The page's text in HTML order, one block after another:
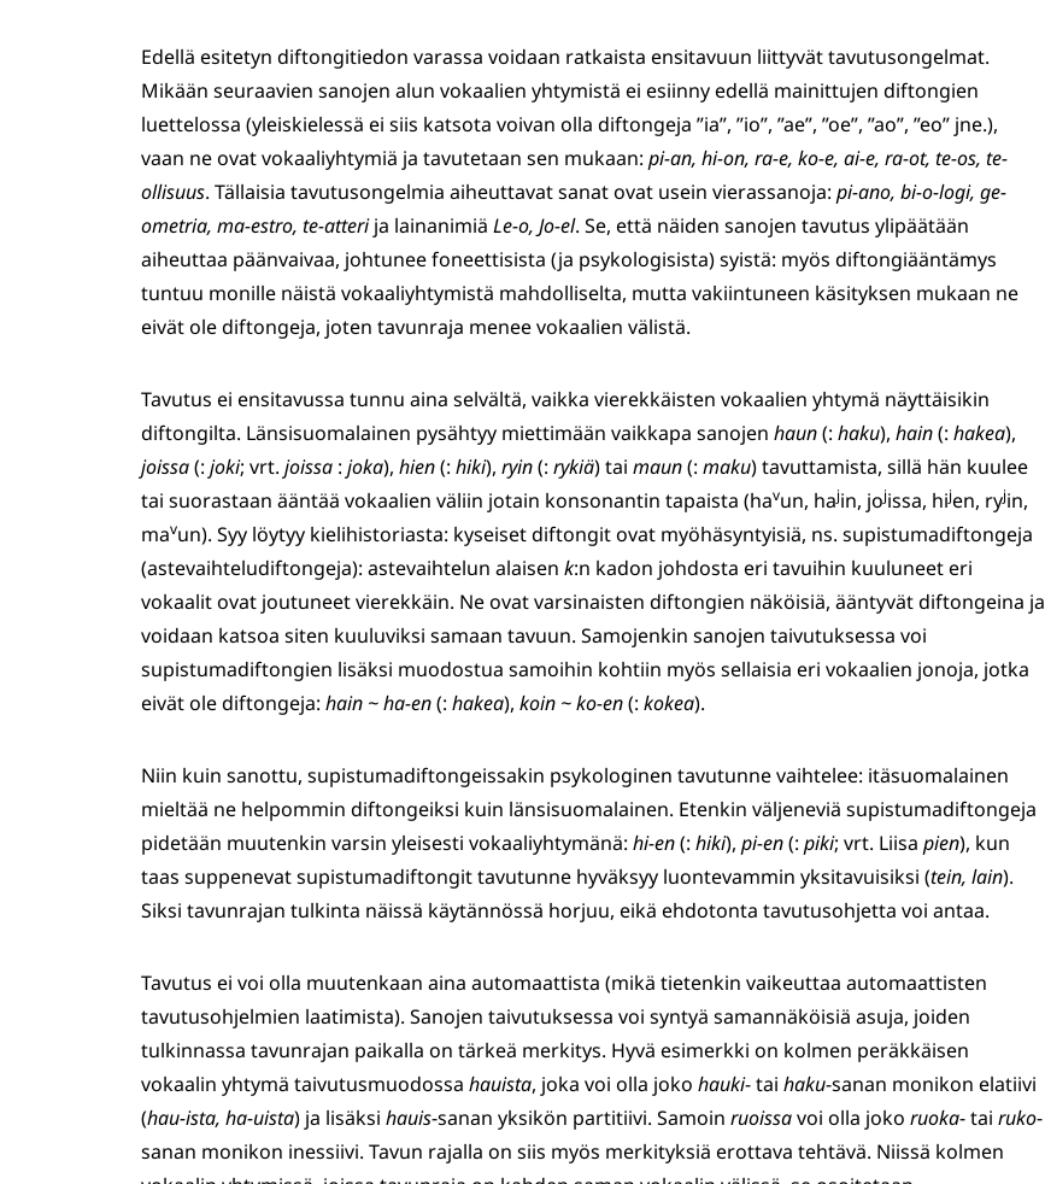
Edellä esitetyn diftongitiedon varassa voidaan ratkaista ensitavuun liittyvät tavutusongelmat.
Mikään seuraavien sanojen alun vokaalien yhtymistä ei esiinny edellä mainittujen diftongien
luettelossa (yleiskielessä ei siis katsota voivan olla diftongeja ”ia”, ”io”, ”ae”, ”oe”, ”ao”, ”eo” jne.),
vaan ne ovat vokaaliyhtymiä ja tavutetaan sen mukaan: pi-an, hi-on, ra-e, ko-e, ai-e, ra-ot, te-os, te-
ollisuus. Tällaisia tavutusongelmia aiheuttavat sanat ovat usein vierassanoja: pi-ano, bi-o-logi, ge-
ometria, ma-estro, te-atterija lainanimiä Le-o, Jo-el. Se, että näiden sanojen tavutus ylipäätään
aiheuttaa päänvaivaa, johtunee foneettisista (ja psykologisista) syistä: myös diftongiääntämys
tuntuu monille näistä vokaaliyhtymistä mahdolliselta, mutta vakiintuneen käsityksen mukaan ne
eivät ole diftongeja, joten tavunraja menee vokaalien välistä.
Tavutus ei ensitavussa tunnu aina selvältä, vaikka vierekkäisten vokaalien yhtymä näyttäisikin
diftongilta. Länsisuomalainen pysähtyy miettimään vaikkapa sanojen haun(: haku), hain(: hakea),
joissa(: joki; vrt. joissa : joka), hien(: hiki), ryin(: rykiä) tai maun(: maku) tavuttamista, sillä hän kuulee
tai suorastaan ääntää vokaalien väliin jotain konsonantin tapaista (havun, hajin, jojissa, hijen, ryjin,
mavun). Syy löytyy kielihistoriasta: kyseiset diftongit ovat myöhäsyntyisiä, ns. supistumadiftongeja
(astevaihteludiftongeja): astevaihtelun alaisen k:n kadon johdosta eri tavuihin kuuluneet eri
vokaalit ovat joutuneet vierekkäin. Ne ovat varsinaisten diftongien näköisiä, ääntyvät diftongeina ja
voidaan katsoa siten kuuluviksi samaan tavuun. Samojenkin sanojen taivutuksessa voi
supistumadiftongien lisäksi muodostua samoihin kohtiin myös sellaisia eri vokaalien jonoja, jotka
eivät ole diftongeja: hain ~ ha-en(: hakea), koin ~ ko-en(: kokea).
Niin kuin sanottu, supistumadiftongeissakin psykologinen tavutunne vaihtelee: itäsuomalainen
mieltää ne helpommin diftongeiksi kuin länsisuomalainen. Etenkin väljeneviä supistumadiftongeja
pidetään muutenkin varsin yleisesti vokaaliyhtymänä: hi-en(: hiki), pi-en(: piki; vrt. Liisa pien), kun
taas suppenevat supistumadiftongit tavutunne hyväksyy luontevammin yksitavuisiksi (tein, lain).
Siksi tavunrajan tulkinta näissä käytännössä horjuu, eikä ehdotonta tavutusohjetta voi antaa.
Tavutus ei voi olla muutenkaan aina automaattista (mikä tietenkin vaikeuttaa automaattisten
tavutusohjelmien laatimista). Sanojen taivutuksessa voi syntyä samannäköisiä asuja, joiden
tulkinnassa tavunrajan paikalla on tärkeä merkitys. Hyvä esimerkki on kolmen peräkkäisen
vokaalin yhtymä taivutusmuodossa hauista, joka voi olla joko hauki- tai haku-sanan monikon elatiivi
(hau-ista, ha-uista) ja lisäksi hauis-sanan yksikön partitiivi. Samoin ruoissavoi olla joko ruoka- tai ruko-
sanan monikon inessiivi. Tavun rajalla on siis myös merkityksiä erottava tehtävä. Niissä kolmen